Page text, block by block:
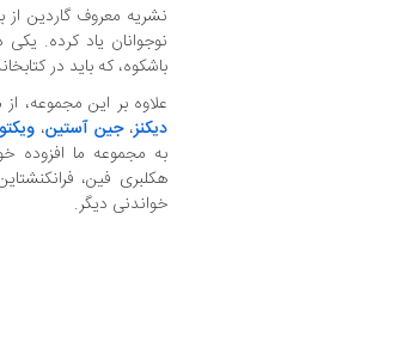
نشریه معروف گاردین از
نوجوانان یاد کرده.
باشکوه، که باید در
علاوه بر این مجموعه،
دیکنز،جین آستین،
به مجموعه ما افزوده
هکلبری فین،
خواندنی دیگر.